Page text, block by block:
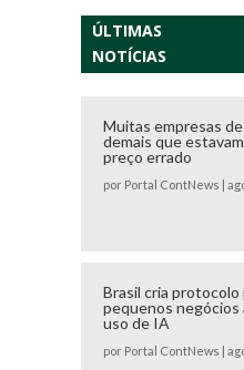
ÚLTIMAS
NOTÍCIAS
Muitas empresas
demais que
preço errado
por Portal ContNews
Brasil cria
pequenos negócios
uso de IA
por Portal ContNews